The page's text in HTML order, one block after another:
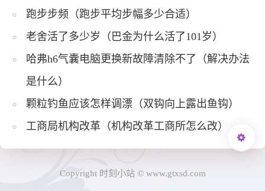
跑步步频（跑步平均步幅多少合适）
老舍活了多少岁（巴金为什么活了101岁）
哈弗h6气囊电脑更换新故障清除不了（解决办法
是什么）
颗粒钓鱼应该怎样调漂（双钩向上露出鱼钩）
工商局机构改革（机构改革工商所怎么改）
Copyright 时刻小站 © www.gtxsd.com